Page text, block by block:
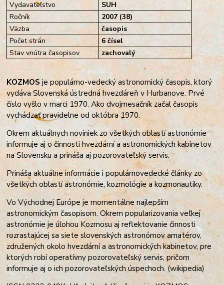
Vydavateľstvo
SUH
Ročník
2007 (38)
Väzba
časopis
Počet strán
6 čísel
Stav vnútra časopisov
zachovalý
KOZMOS je populárno-vedecký astronomický časopis, ktorý
vydáva Slovenská ústredná hvezdáreň v Hurbanove. Prvé
číslo vyšlo v marci 1970. Ako dvojmesačník začal časopis
vychádzať pravidelne od októbra 1970.
Okrem aktuálnych noviniek zo všetkých oblastí astronómie
informuje aj o činnosti hvezdární a astronomických kabinetov
na Slovensku a prináša aj pozorovateľský servis.
Prináša aktuálne informácie i populárnovedecké články zo
všetkých oblastí astronómie, kozmológie a kozmonautiky.
Vo Východnej Európe je momentálne najlepším
astronomickým časopisom. Okrem popularizovania veľkej
astronómie je úlohou Kozmosu aj reflektovanie činnosti
rozrastajúcej sa siete slovenských astronómov amatérov,
združených okolo hvezdární a astronomických kabinetov, pre
ktorých robí operatívny pozorovateľský servis, pričom
informuje aj o ich pozorovateľských úspechoch. (wikipedia)